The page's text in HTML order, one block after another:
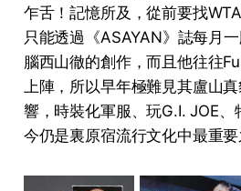
乍舌！記憶所及，從前要找
只能透過《ASAYAN》誌每月
腦西山徹的創作，而且他往往
上陣，所以早年極難見其盧山
響，時裝化軍服、玩G.I. JOE
今仍是裏原宿流行文化中最重要